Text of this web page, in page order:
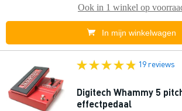
Ook in 1 winkel op
In mijn winkelwagen
19 reviews
Digitech Whammy 5
effectpedaal